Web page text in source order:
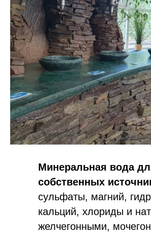
Минеральная вода
собственных
сульфаты, магний,
кальций, хлориды и
желчегонными,